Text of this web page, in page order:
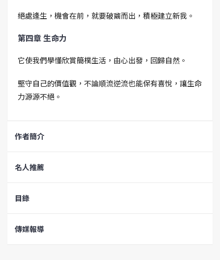
絕處逢生，機會在前，就要破繭而出，積極建立新我。
第四章 生命力
它使我們學懂欣賞簡樸生活，由心出發，回歸自然。
堅守自己的價值觀，不論順流逆流也能保有喜悅，讓生命
力源源不絕。
作者簡介
名人推薦
目錄
傳媒報導